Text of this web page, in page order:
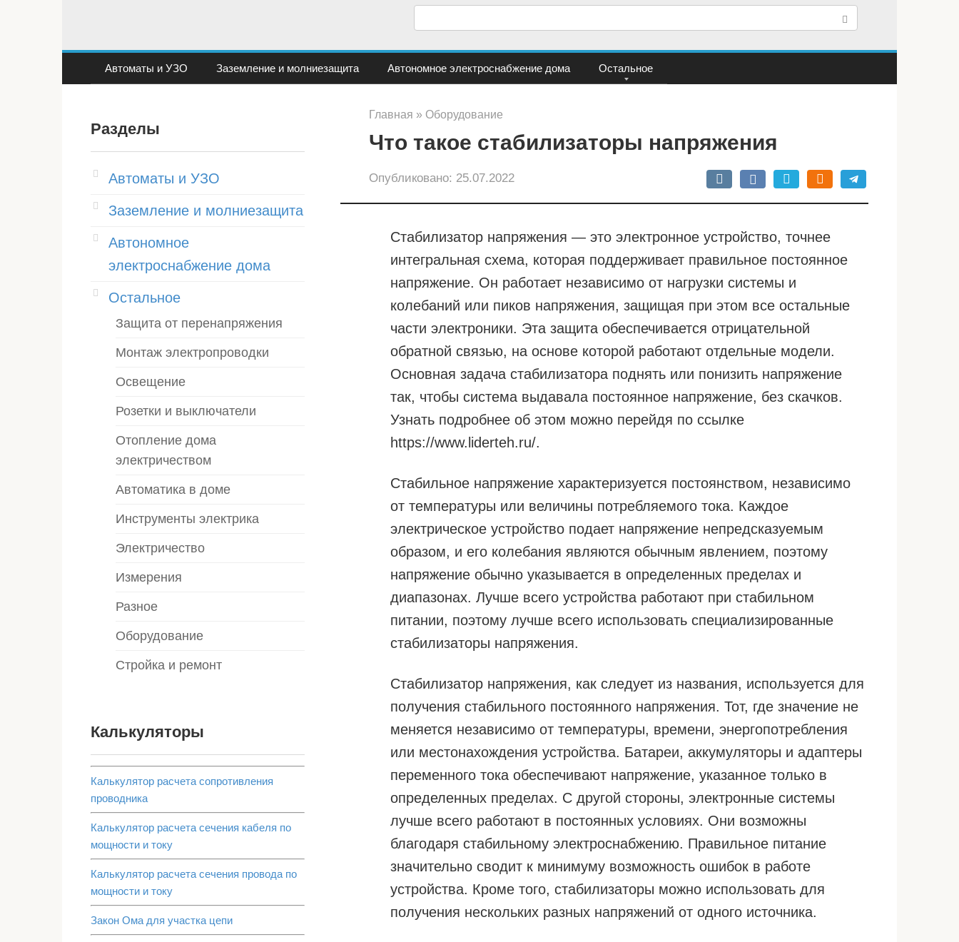
с
Автоматы и УЗО Заземление и молниезащита Автономное электроснабжение дома Остальное
Главная » Оборудование
Что такое стабилизаторы напряжения
Опубликовано: 25.07.2022
Стабилизатор напряжения — это электронное устройство, точнее
интегральная схема, которая поддерживает правильное постоянное
напряжение. Он работает независимо от нагрузки системы и
колебаний или пиков напряжения, защищая при этом все остальные
части электроники. Эта защита обеспечивается отрицательной
обратной связью, на основе которой работают отдельные модели.
Основная задача стабилизатора поднять или понизить напряжение
так, чтобы система выдавала постоянное напряжение, без скачков.
Узнать подробнее об этом можно перейдя по ссылке
https://www.liderteh.ru/.
Стабильное напряжение характеризуется постоянством, независимо
от температуры или величины потребляемого тока. Каждое
электрическое устройство подает напряжение непредсказуемым
образом, и его колебания являются обычным явлением, поэтому
напряжение обычно указывается в определенных пределах и
диапазонах. Лучше всего устройства работают при стабильном
питании, поэтому лучше всего использовать специализированные
стабилизаторы напряжения.
Стабилизатор напряжения, как следует из названия, используется для
получения стабильного постоянного напряжения. Тот, где значение не
меняется независимо от температуры, времени, энергопотребления
или местонахождения устройства. Батареи, аккумуляторы и адаптеры
переменного тока обеспечивают напряжение, указанное только в
определенных пределах. С другой стороны, электронные системы
лучше всего работают в постоянных условиях. Они возможны
благодаря стабильному электроснабжению. Правильное питание
значительно сводит к минимуму возможность ошибок в работе
устройства. Кроме того, стабилизаторы можно использовать для
получения нескольких разных напряжений от одного источника.
Разделы
Автоматы и УЗО
Заземление и молниезащита
Автономное
электроснабжение дома
Остальное
Защита от перенапряжения
Монтаж электропроводки
Освещение
Розетки и выключатели
Отопление дома
электричеством
Автоматика в доме
Инструменты электрика
Электричество
Измерения
Разное
Оборудование
Стройка и ремонт
Калькуляторы
Калькулятор расчета сопротивления
проводника
Калькулятор расчета сечения кабеля по
мощности и току
Калькулятор расчета сечения провода по
мощности и току
Закон Ома для участка цепи